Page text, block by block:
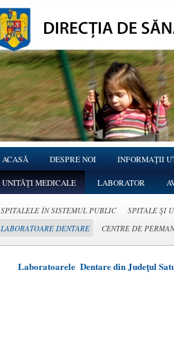
ACASĂ DESPRE NOI INFORMAŢII
UNITĂŢI MEDICALE LABORATOR
SPITALELE ÎN SISTEMUL PUBLIC SPITALE ŞI
LABORATOARE DENTARE
CENTRE DE
Laboratoarele Dentare din Judeţul